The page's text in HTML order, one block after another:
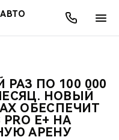
РАЗ ПО 100 000
НОВЫЙ
ОБЕСПЕЧИТ
E+ НА
АРЕНУ